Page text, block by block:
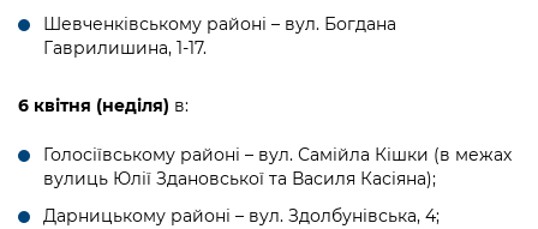
Шевченківському районі – вул. Богдана
Гаврилишина, 1-17.
6 квітня (неділя) в:
Голосіївському районі – вул. Самійла Кішки (в межах
вулиць Юлії Здановської та Василя Касіяна);
Дарницькому районі – вул. Здолбунівська, 4;